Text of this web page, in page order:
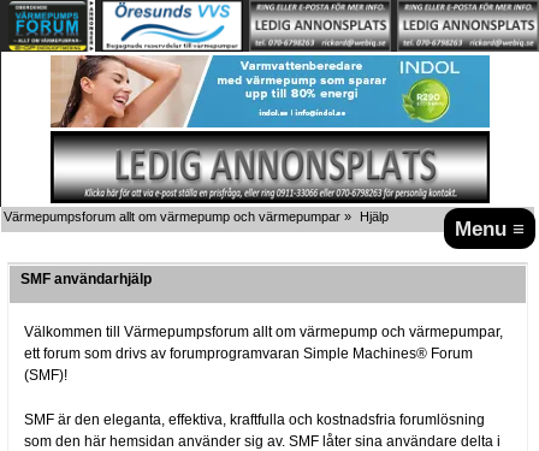
Menu ≡
Värmepumpsforum allt om värmepump och värmepumpar » Hjälp
SMF användarhjälp
Välkommen till Värmepumpsforum allt om värmepump och värmepumpar,
ett forum som drivs av forumprogramvaran Simple Machines® Forum
(SMF)!
SMF är den eleganta, effektiva, kraftfulla och kostnadsfria forumlösning
som den här hemsidan använder sig av. SMF låter sina användare delta i